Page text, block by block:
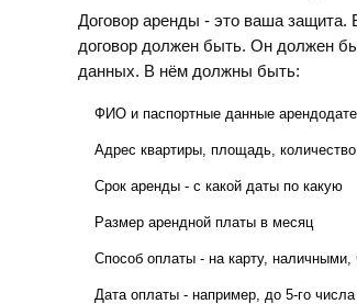
Договор аренды - это ваша защита.
договор должен быть. Он должен
данных. В нём должны быть:
ФИО и паспортные данные
Адрес квартиры, площадь,
Срок аренды - с какой даты по какую
Размер арендной платы в месяц
Способ оплаты - на карту, наличными,
Дата оплаты - например, до 5-го